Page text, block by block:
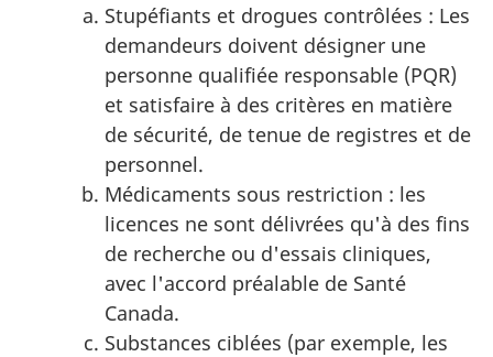
Stupéfiants et drogues contrôlées : Les
demandeurs doivent désigner une
personne qualifiée responsable (PQR)
et satisfaire à des critères en matière
de sécurité, de tenue de registres et de
personnel.
Médicaments sous restriction : les
licences ne sont délivrées qu'à des fins
de recherche ou d'essais cliniques,
avec l'accord préalable de Santé
Canada.
Substances ciblées (par exemple, les